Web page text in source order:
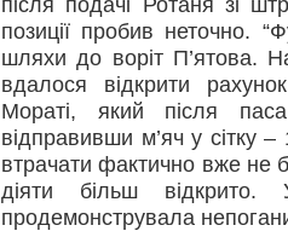
після подачі Ротаня зі
позиції пробив неточно.
шляхи до воріт П’ятова.
вдалося відкрити
Мораті, який після
відправивши м’яч у сітку
втрачати фактично вже не
діяти більш відкрито.
продемонструвала